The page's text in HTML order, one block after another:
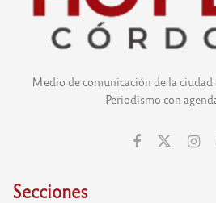
Medio de comunicación de la ciudad
Periodismo con
Secciones